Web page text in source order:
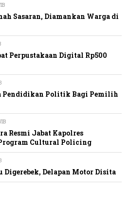
Sasaran, Diamankan Warga di
Perpustakaan Digital Rp500
Pendidikan Politik Bagi Pemilih
Resmi Jabat Kapolres
Cultural Policing
Delapan Motor Disita